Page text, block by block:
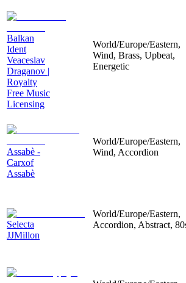
Balkan
Ident
Veaceslav
Draganov |
Royalty
Free Music
Licensing
World/Europe/Eastern,
Wind, Brass, Upbeat,
Energetic
Assabè -
Carxof
Assabè
World/Europe/Eastern,
Wind, Accordion
Selecta
JJMillon
World/Europe/Eastern,
Accordion, Abstract,